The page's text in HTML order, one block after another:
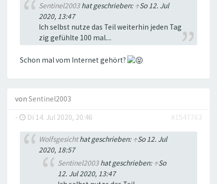
Sentinel2003hat geschrieben: ↑So 12. Jul
2020, 13:47
Ich selbst nutze das Teil weiterhin jeden Tag
zig gefühlte 100 mal....
Schon mal vom Internet gehört?
von Sentinel2003
-
Di 14. Jul 2020, 20:46 #1547763
Wolfsgesichthat geschrieben: ↑So 12. Jul
2020, 18:57
Sentinel2003hat geschrieben: ↑So
12. Jul 2020, 13:47